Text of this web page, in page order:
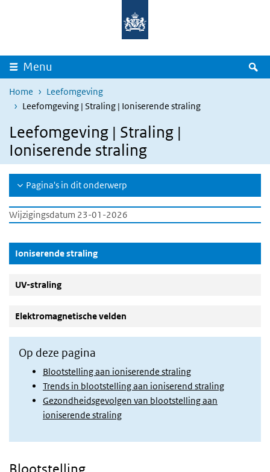
Overslaan en naar de inhoud gaan
Menu
Home
Leefomgeving
Leefomgeving | Straling | Ioniserende straling
Leefomgeving | Straling |
Ioniserende straling
Pagina's in dit onderwerp
Wijzigingsdatum 23-01-2026
Ioniserende straling(Actieve knop)
UV-straling
Elektromagnetische velden
Op deze pagina
Blootstelling aan ioniserende straling
Trends in blootstelling aan ioniserend straling
Gezondheidsgevolgen van blootstelling aan
ioniserende straling